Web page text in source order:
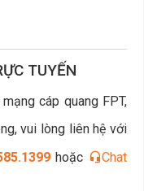
TUYẾN
cáp quang FPT,
vui lòng liên hệ với
hoặc
Chat